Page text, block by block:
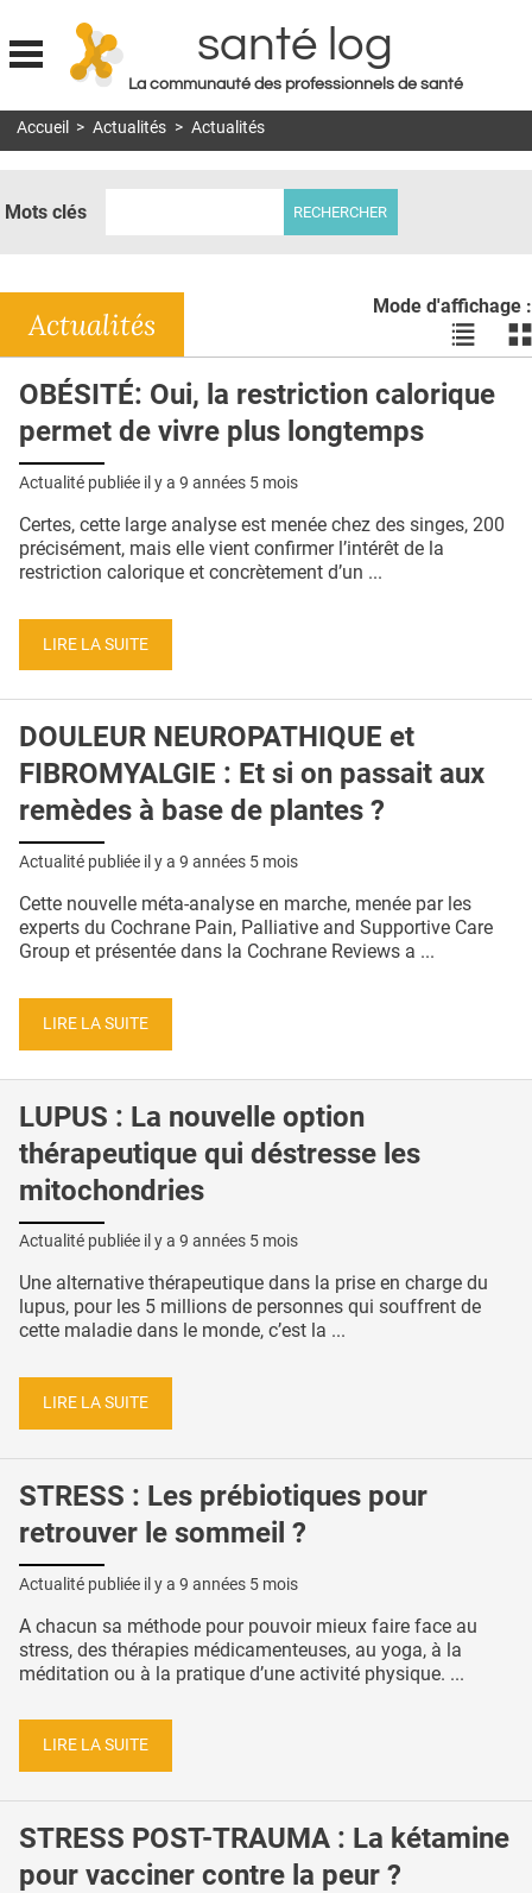
Jump to navigation
santé log
La communauté des professionnels de santé
MON COMPTE
DOSSIERS
RÉSEAUX
E-REVUE SAD
THÉMA
QUI SOMMES-NOUS ?
CONDITIONS GÉNÉRALES
CRÉDITS
Accueil > Actualités > Actualités
Mots clés
Mode d'affichage :
Voir
les
en
les
Actualités
OBÉSITÉ: Oui, la restriction calorique
permet de vivre plus longtemps
Actualité publiée il y a 9 années 5 mois
Certes, cette large analyse est menée chez des singes, 200
précisément, mais elle vient confirmer l’intérêt de la
restriction calorique et concrètement d’un ...
LIRE LA SUITE
DOULEUR NEUROPATHIQUE et
FIBROMYALGIE : Et si on passait aux
remèdes à base de plantes ?
Actualité publiée il y a 9 années 5 mois
Cette nouvelle méta-analyse en marche, menée par les
experts du Cochrane Pain, Palliative and Supportive Care
Group et présentée dans la Cochrane Reviews a ...
LIRE LA SUITE
LUPUS : La nouvelle option
thérapeutique qui déstresse les
mitochondries
Actualité publiée il y a 9 années 5 mois
Une alternative thérapeutique dans la prise en charge du
lupus, pour les 5 millions de personnes qui souffrent de
cette maladie dans le monde, c’est la ...
LIRE LA SUITE
STRESS : Les prébiotiques pour
retrouver le sommeil ?
Actualité publiée il y a 9 années 5 mois
A chacun sa méthode pour pouvoir mieux faire face au
stress, des thérapies médicamenteuses, au yoga, à la
méditation ou à la pratique d’une activité physique. ...
LIRE LA SUITE
STRESS POST-TRAUMA : La kétamine
pour vacciner contre la peur ?